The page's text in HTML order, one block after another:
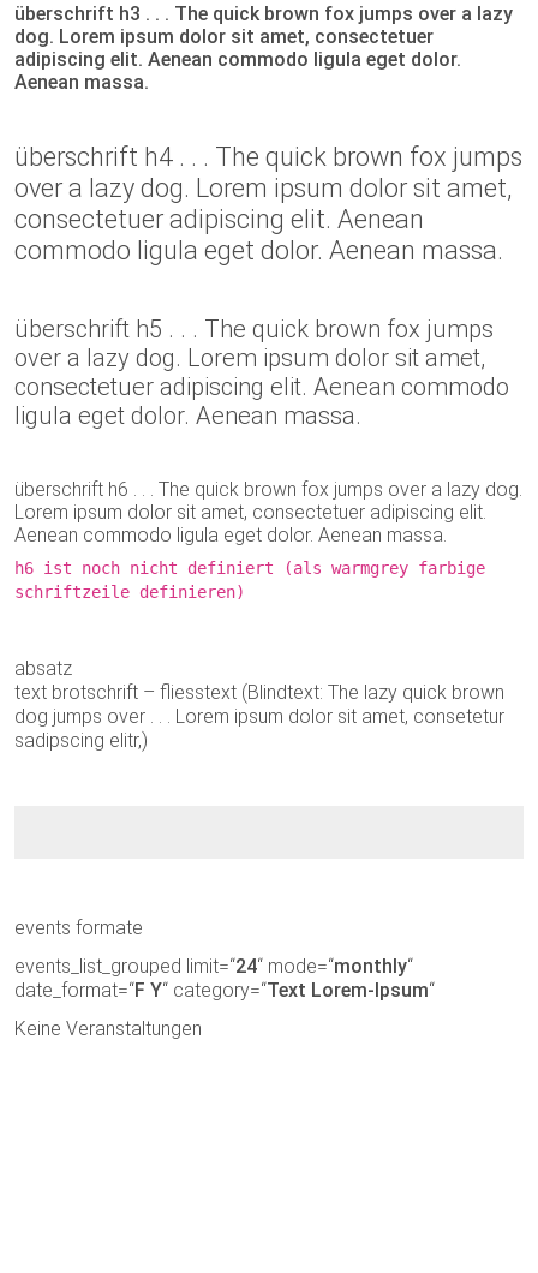
überschrift h3 . . . The quick brown fox jumps over a lazy
dog. Lorem ipsum dolor sit amet, consectetuer
adipiscing elit. Aenean commodo ligula eget dolor.
Aenean massa.
überschrift h4 . . . The quick brown fox jumps
over a lazy dog. Lorem ipsum dolor sit amet,
consectetuer adipiscing elit. Aenean
commodo ligula eget dolor. Aenean massa.
überschrift h5 . . . The quick brown fox jumps
over a lazy dog. Lorem ipsum dolor sit amet,
consectetuer adipiscing elit. Aenean commodo
ligula eget dolor. Aenean massa.
überschrift h6 . . . The quick brown fox jumps over a lazy dog.
Lorem ipsum dolor sit amet, consectetuer adipiscing elit.
Aenean commodo ligula eget dolor. Aenean massa.
h6 ist noch nicht definiert (als warmgrey farbige
schriftzeile definieren)
absatz
text brotschrift – fliesstext (Blindtext: The lazy quick brown
dog jumps over . . . Lorem ipsum dolor sit amet, consetetur
sadipscing elitr,)
events formate
events_list_grouped limit=“24“ mode=“monthly“
date_format=“F Y“ category=“Text Lorem-Ipsum“
Keine Veranstaltungen